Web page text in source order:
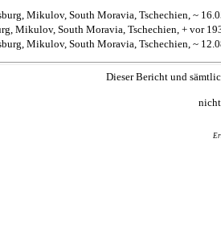
Mikulov, South Moravia, Tschechien, ~
Mikulov, South Moravia, Tschechien, + vor
Mikulov, South Moravia, Tschechien, ~
Dieser Bericht und
nicht